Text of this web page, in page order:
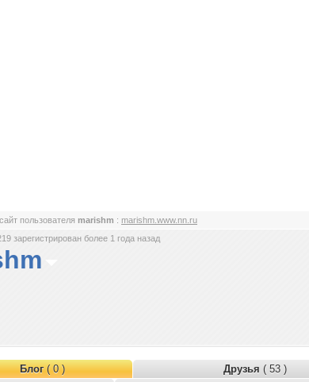
пользователя marishm : marishm.www.nn.ru
зарегистрирован более 1 года назад
Блог( 0 ) Друзья ( 53 )